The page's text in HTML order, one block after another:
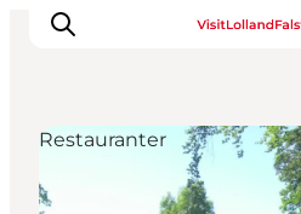
Oplevelser
Restauranter